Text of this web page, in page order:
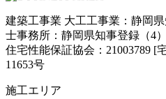
建築工事業 大工工事業：静岡
士事務所：静岡県知事登録（4
住宅性能保証協会：21003789 [
11653号
施工エリア